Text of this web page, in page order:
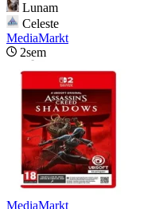
Lunam
Celeste
MediaMarkt
2sem
MediaMarkt